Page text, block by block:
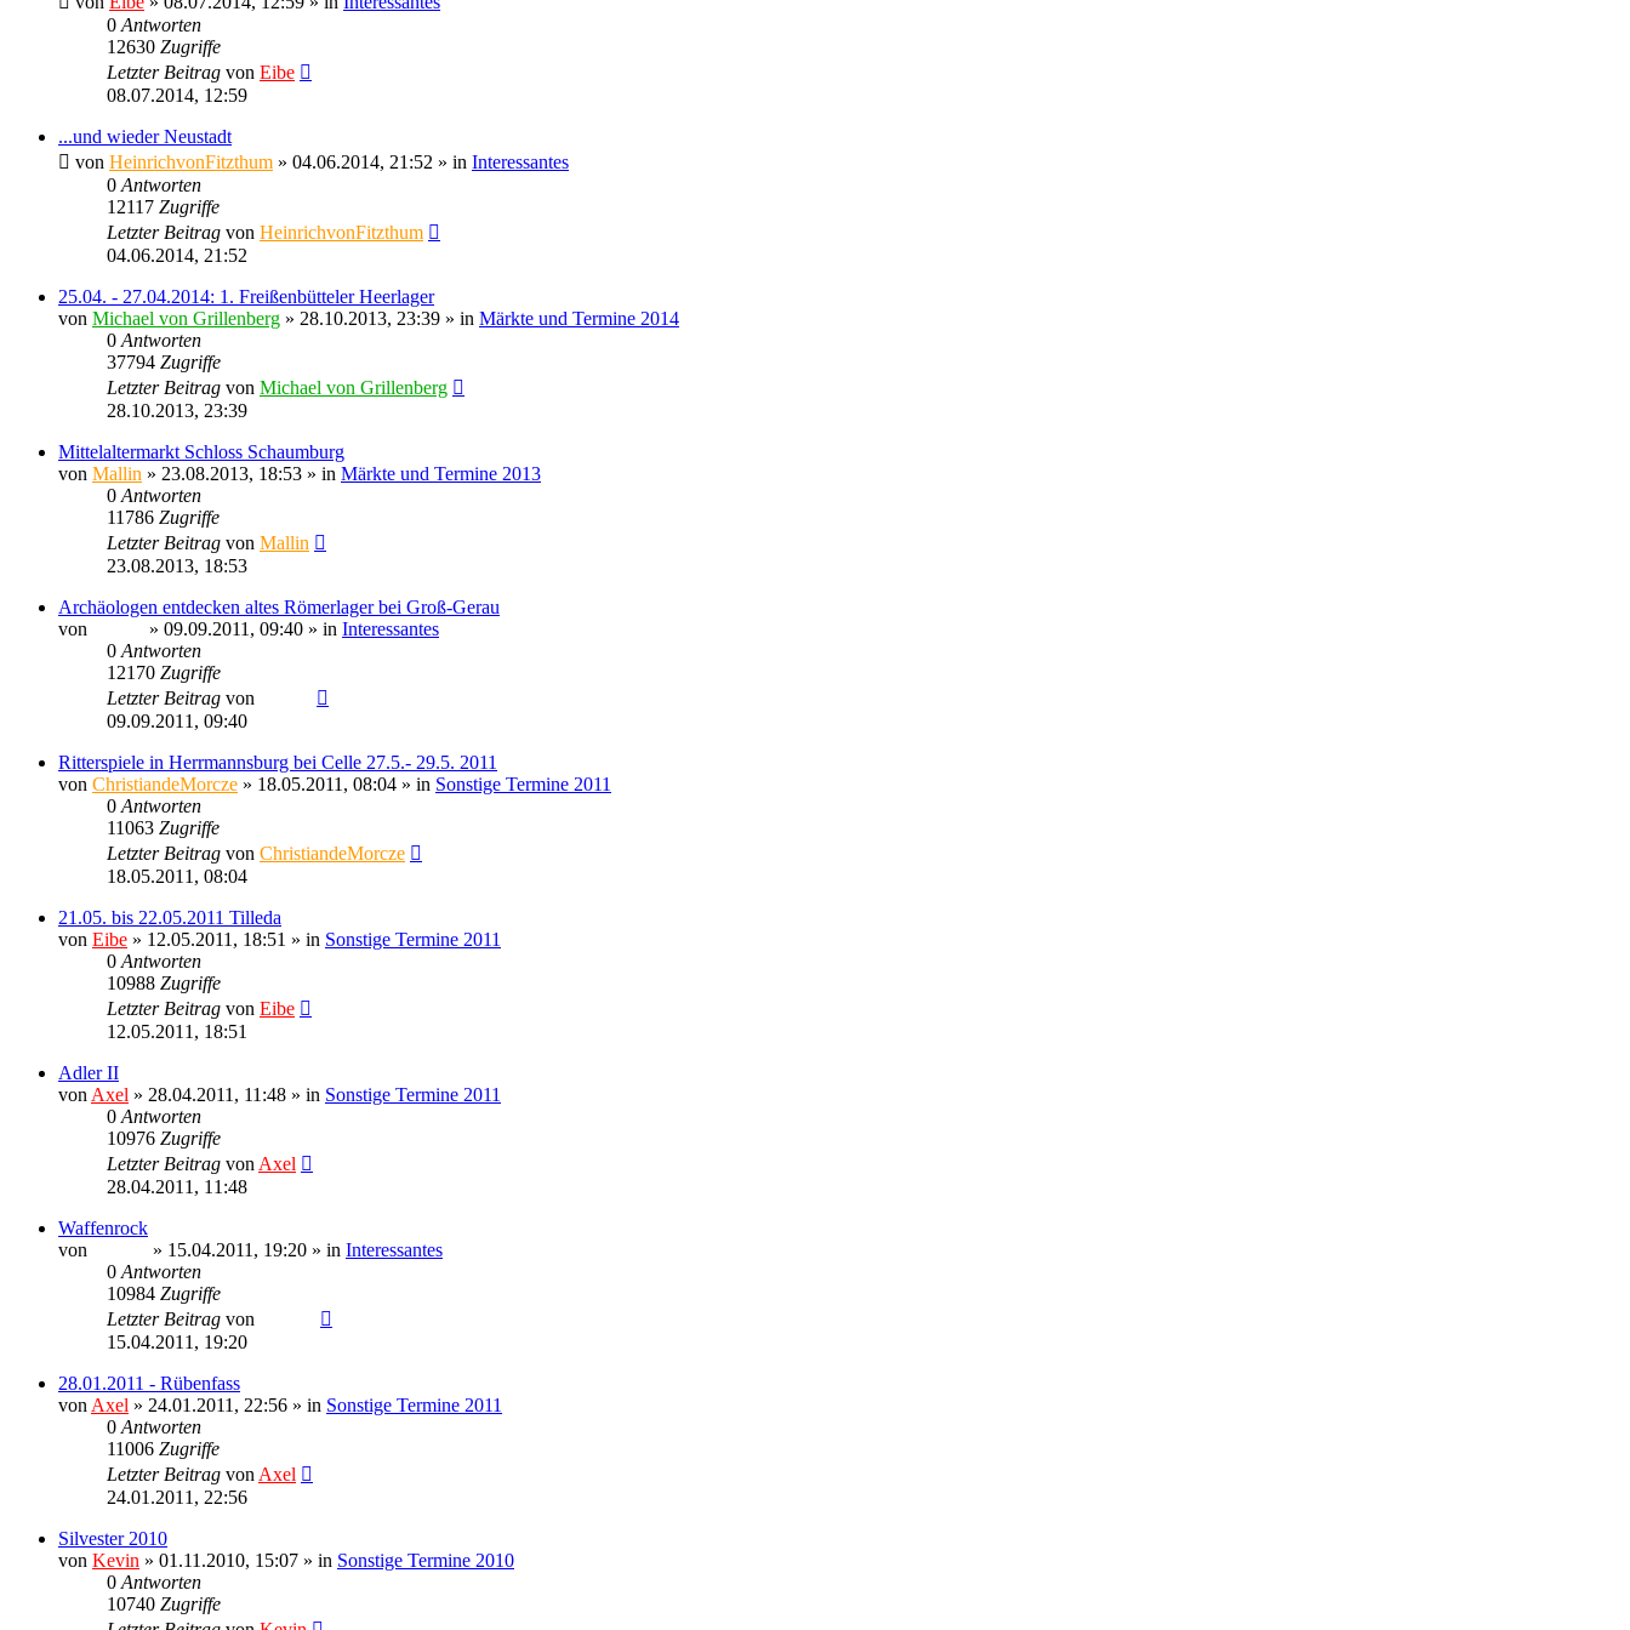
0 Antworten
12630 Zugriffe
Letzter Beitrag von Eibe
08.07.2014, 12:59
...und wieder Neustadt
von HeinrichvonFitzthum » 04.06.2014, 21:52 » in Interessantes
0 Antworten
12117 Zugriffe
Letzter Beitrag von HeinrichvonFitzthum
04.06.2014, 21:52
25.04. - 27.04.2014: 1. Freißenbütteler Heerlager
von Michael von Grillenberg » 28.10.2013, 23:39 » in Märkte und Termine 2014
0 Antworten
37794 Zugriffe
Letzter Beitrag von Michael von Grillenberg
28.10.2013, 23:39
Mittelaltermarkt Schloss Schaumburg
von Mallin » 23.08.2013, 18:53 » in Märkte und Termine 2013
0 Antworten
11786 Zugriffe
Letzter Beitrag von Mallin
23.08.2013, 18:53
Archäologen entdecken altes Römerlager bei Groß-Gerau
von
» 09.09.2011, 09:40 » in Interessantes
0 Antworten
12170 Zugriffe
Letzter Beitrag von
09.09.2011, 09:40
Ritterspiele in Herrmannsburg bei Celle 27.5.- 29.5. 2011
von ChristiandeMorcze » 18.05.2011, 08:04 » in Sonstige Termine 2011
0 Antworten
11063 Zugriffe
Letzter Beitrag von ChristiandeMorcze
18.05.2011, 08:04
21.05. bis 22.05.2011 Tilleda
von Eibe » 12.05.2011, 18:51 » in Sonstige Termine 2011
0 Antworten
10988 Zugriffe
Letzter Beitrag von Eibe
12.05.2011, 18:51
Adler II
von Axel » 28.04.2011, 11:48 » in Sonstige Termine 2011
0 Antworten
10976 Zugriffe
Letzter Beitrag von Axel
28.04.2011, 11:48
Waffenrock
von
» 15.04.2011, 19:20 » in Interessantes
0 Antworten
10984 Zugriffe
Letzter Beitrag von
15.04.2011, 19:20
28.01.2011 - Rübenfass
von Axel » 24.01.2011, 22:56 » in Sonstige Termine 2011
0 Antworten
11006 Zugriffe
Letzter Beitrag von Axel
24.01.2011, 22:56
Silvester 2010
von Kevin » 01.11.2010, 15:07 » in Sonstige Termine 2010
0 Antworten
10740 Zugriffe